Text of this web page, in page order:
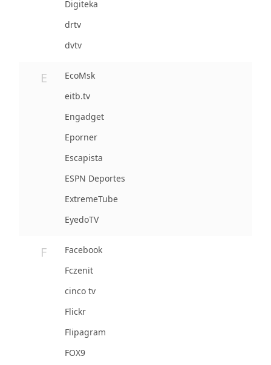
Digiteka
drtv
dvtv
E
EcoMsk
eitb.tv
Engadget
Eporner
Escapista
ESPN Deportes
ExtremeTube
EyedoTV
F
Facebook
Fczenit
cinco tv
Flickr
Flipagram
FOX9